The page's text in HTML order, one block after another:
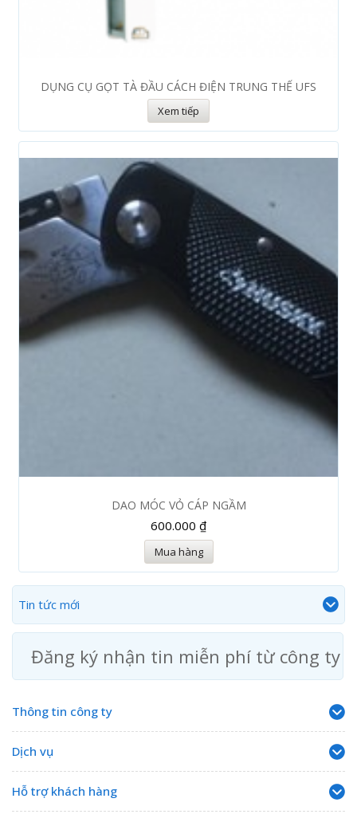
DỤNG CỤ GỌT TÀ ĐẦU CÁCH ĐIỆN TRUNG THẾ UFS
Xem tiếp
DAO MÓC VỎ CÁP NGẦM
600.000 ₫
Mua hàng
Tin tức mới
Đăng ký nhận tin miễn phí từ công ty
Thông tin công ty
Dịch vụ
Hỗ trợ khách hàng